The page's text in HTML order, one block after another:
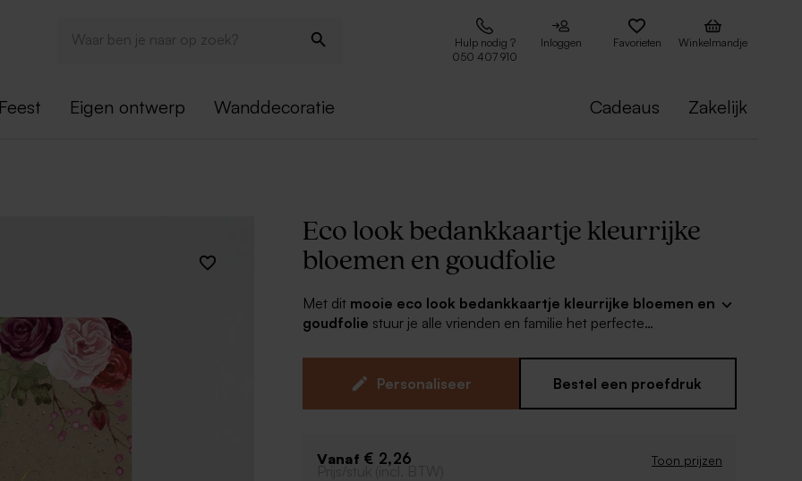
Hulp nodig ?
050 407 910
Inloggen Favorieten Winkelmandje
Feest Eigen ontwerp Wanddecoratie Cadeaus Zakelijk
Eco look bedankkaartje kleurrijke
bloemen en goudfolie
Met dit mooie eco look bedankkaartje kleurrijke bloemen en
goudfolie stuur je alle vrienden en familie het perfecte
trouwfoto op de achterzijde en verras met dit leuke kaartje. Leuk
dat het helemaal matcht met je trouwkaarten!
Personaliseer Bestel een proefdruk
Vanaf € 2,26 Toon prijzen
Prijs/stuk (incl. BTW)